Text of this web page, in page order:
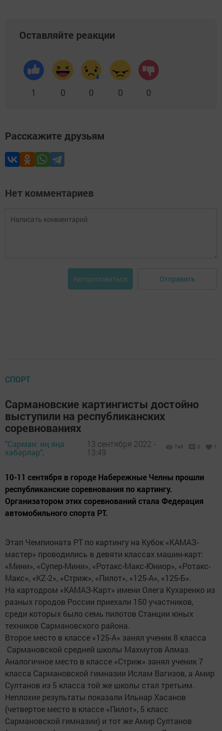
Оставляйте реакции
1 0 0 0 0
Расскажите друзьям
Нет комментариев
Авторизоваться Отправить
СПОРТ
Сармановские картингисты достойно
выступили на республиканских
соревнованиях
"Сарман: иң яңа
хәбәрләр",
13 сентября 2022 -
13:49
748 0 1
10-11 сентября в городе Набережные Челны прошли
республиканские соревнования по картингу.
Организатором этих соревнований стала Федерация
автомобильного спорта РТ.
Этап Чемпионата РТ по картингу на Кубок «КАМАЗ-
мастер» проводились в девяти классах машин-карт:
«Мини», «Супер-Мини», «Ротакс-Макс-Юниор», «Ротакс-
Макс», «КZ-2», «Стриж», «Пилот», «125-А», «125-Б».
На картодром «КАМАЗ-Карт» имени Олега Кухаренко из
разных городов России приехали 150 участников,
среди которых было семь пилотов Станции юных
техников Сармановского района.
Второе место в классе «125-А» занял ученик 8 класса
Сармановской средней школы Махмутов Алмаз.
Аналогичное место в классе «Стриж» занял ученик 7
класса Сармановской гимназии Ислам Вагизов, а Амир
Султанов из 5 класса той же школы стал третьим.
Неплохие результаты показали Ильнар Хасанов
(четвертое место в классе «Пилот», 5 класс
Сармановской гимназии) и тот же Амир Султанов